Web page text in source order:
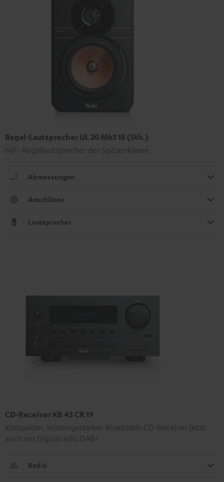
Regal-Lautsprecher UL 20 Mk3 18 (Stk.)
HiFi-Regallautsprecher der Spitzenklasse
Abmessungen
Anschlüsse
Lautsprecher
CD-Receiver KB 43 CR 19
Kompakter, leistungsstarker Bluetooth-CD-Receiver jetzt
auch mit Digitalradio DAB+
Radio